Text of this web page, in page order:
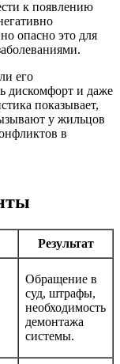
к появлению
опасно это для
его
дискомфорт и даже
показывает,
у жильцов
в
Результат
Обращение в
суд, штрафы,
необходимость
демонтажа
системы.